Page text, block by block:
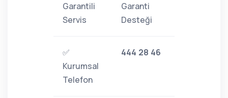
Garantili
Servis
Garanti
Desteği
✅
Kurumsal
Telefon
444 28 46